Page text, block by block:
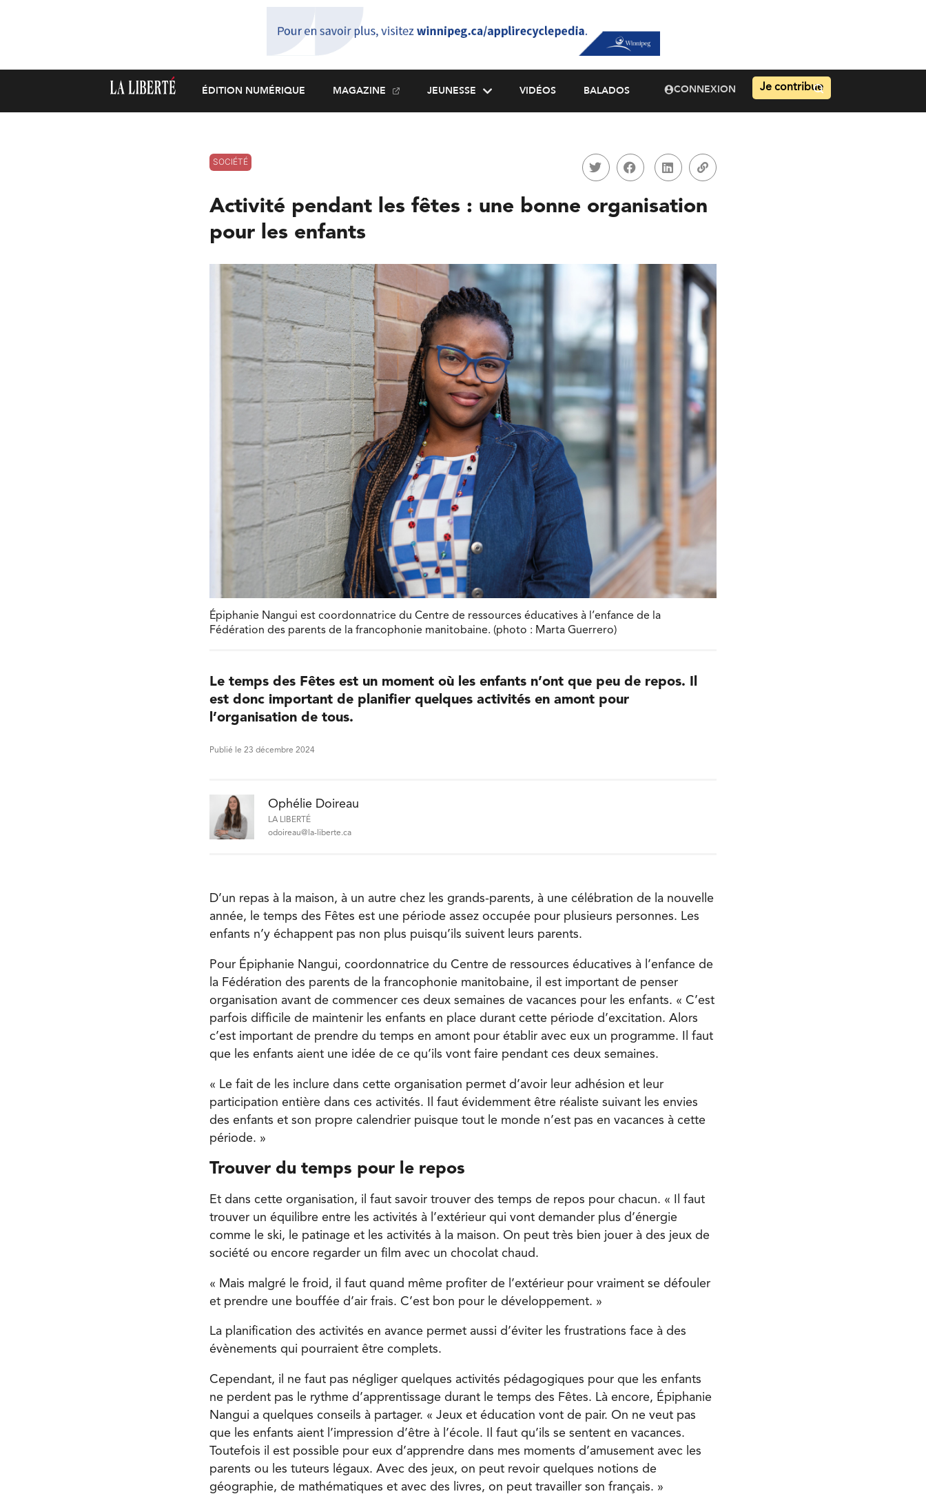
ÉDITION NUMÉRIQUE MAGAZINE JEUNESSE VIDÉOS BALADOS CONNEXION Je contribue
SOCIÉTÉ
Activité pendant les fêtes : une bonne organisation
pour les enfants
Épiphanie Nangui est coordonnatrice du Centre de ressources éducatives à l’enfance de la
Fédération des parents de la francophonie manitobaine. (photo : Marta Guerrero)
Le temps des Fêtes est un moment où les enfants n’ont que peu de repos. Il
est donc important de planifier quelques activités en amont pour
l’organisation de tous.
Publié le 23 décembre 2024
Ophélie Doireau
LA LIBERTÉ
odoireau@la-liberte.ca
D’un repas à la maison, à un autre chez les grands-parents, à une célébration de la nouvelle
année, le temps des Fêtes est une période assez occupée pour plusieurs personnes. Les
enfants n’y échappent pas non plus puisqu’ils suivent leurs parents.
Pour Épiphanie Nangui, coordonnatrice du Centre de ressources éducatives à l’enfance de
la Fédération des parents de la francophonie manitobaine, il est important de penser
organisation avant de commencer ces deux semaines de vacances pour les enfants. « C’est
parfois difficile de maintenir les enfants en place durant cette période d’excitation. Alors
c’est important de prendre du temps en amont pour établir avec eux un programme. Il faut
que les enfants aient une idée de ce qu’ils vont faire pendant ces deux semaines.
« Le fait de les inclure dans cette organisation permet d’avoir leur adhésion et leur
participation entière dans ces activités. Il faut évidemment être réaliste suivant les envies
des enfants et son propre calendrier puisque tout le monde n’est pas en vacances à cette
période. »
Trouver du temps pour le repos
Et dans cette organisation, il faut savoir trouver des temps de repos pour chacun. « Il faut
trouver un équilibre entre les activités à l’extérieur qui vont demander plus d’énergie
comme le ski, le patinage et les activités à la maison. On peut très bien jouer à des jeux de
société ou encore regarder un film avec un chocolat chaud.
« Mais malgré le froid, il faut quand même profiter de l’extérieur pour vraiment se défouler
et prendre une bouffée d’air frais. C’est bon pour le développement. »
La planification des activités en avance permet aussi d’éviter les frustrations face à des
évènements qui pourraient être complets.
Cependant, il ne faut pas négliger quelques activités pédagogiques pour que les enfants
ne perdent pas le rythme d’apprentissage durant le temps des Fêtes. Là encore, Épiphanie
Nangui a quelques conseils à partager. « Jeux et éducation vont de pair. On ne veut pas
que les enfants aient l’impression d’être à l’école. Il faut qu’ils se sentent en vacances.
Toutefois il est possible pour eux d’apprendre dans mes moments d’amusement avec les
parents ou les tuteurs légaux. Avec des jeux, on peut revoir quelques notions de
géographie, de mathématiques et avec des livres, on peut travailler son français. »